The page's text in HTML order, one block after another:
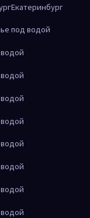
Екатеринбург
под водой